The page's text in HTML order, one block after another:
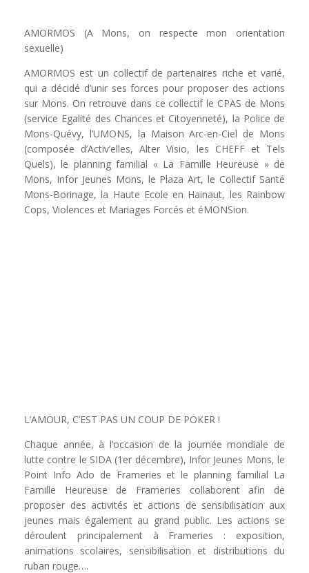
AMORMOS (A Mons, on respecte mon orientation
sexuelle)
AMORMOS est un collectif de partenaires riche et varié,
qui a décidé d’unir ses forces pour proposer des actions
sur Mons. On retrouve dans ce collectif le CPAS de Mons
(service Egalité des Chances et Citoyenneté), la Police de
Mons-Quévy, l’UMONS, la Maison Arc-en-Ciel de Mons
(composée d’Activ’elles, Alter Visio, les CHEFF et Tels
Quels), le planning familial « La Famille Heureuse » de
Mons, Infor Jeunes Mons, le Plaza Art, le Collectif Santé
Mons-Borinage, la Haute Ecole en Hainaut, les Rainbow
Cops, Violences et Mariages Forcés et éMONSion.
L’AMOUR, C’EST PAS UN COUP DE POKER !
Chaque année, à l’occasion de la journée mondiale de
lutte contre le SIDA (1er décembre), Infor Jeunes Mons, le
Point Info Ado de Frameries et le planning familial La
Famille Heureuse de Frameries collaborent afin de
proposer des activités et actions de sensibilisation aux
jeunes mais également au grand public. Les actions se
déroulent principalement à Frameries : exposition,
animations scolaires, sensibilisation et distributions du
ruban rouge….